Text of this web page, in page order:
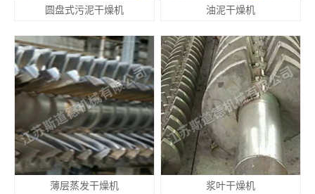
圆盘式污泥干燥机 油泥干燥机
薄层蒸发干燥机 浆叶干燥机